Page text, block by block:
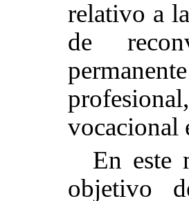
relativo a
de
vocacional
En este
objetivo